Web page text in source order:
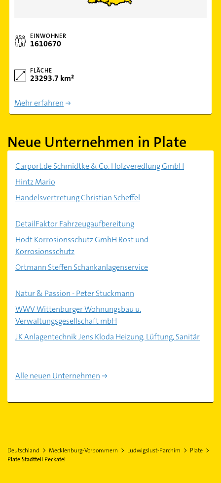
EINWOHNER
1610670
FLÄCHE
23293.7 km²
Mehr erfahren
Neue Unternehmen in Plate
Carport.de Schmidtke & Co. Holzveredlung GmbH
Hintz Mario
Handelsvertretung Christian Scheffel
DetailFaktor Fahrzeugaufbereitung
Hodt Korrosionsschutz GmbH Rost und
Korrosionsschutz
Ortmann Steffen Schankanlagenservice
Natur & Passion - Peter Stuckmann
WWV Wittenburger Wohnungsbau u.
Verwaltungsgesellschaft mbH
JK Anlagentechnik Jens Kloda Heizung, Lüftung, Sanitär
Alle neuen Unternehmen
Deutschland Mecklenburg-Vorpommern Ludwigslust-Parchim
Plate
Plate Stadtteil Peckatel